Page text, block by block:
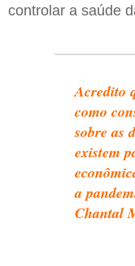
controlar a saúde
Acredito
como
sobre as
existem
a
Chantal